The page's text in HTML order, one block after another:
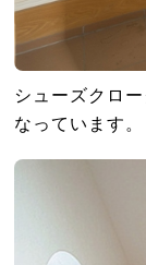
シューズクロ
なっています。